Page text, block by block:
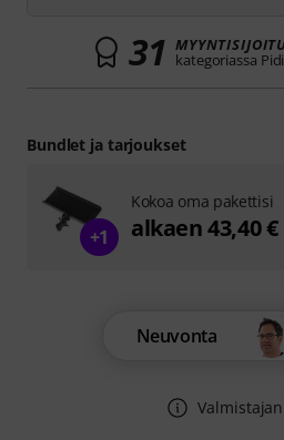
31 kategoriassa
Neuvonta
Bundlet ja tarjoukset
+1
Kokoa oma pakettisi
alkaen 43,40 €